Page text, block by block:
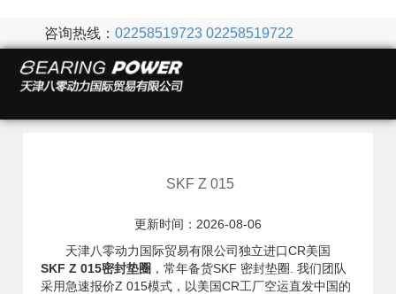
咨询热线： 02258519723 02258519722
SKF Z 015
更新时间：2026-08-06
天津八零动力国际贸易有限公司独立进口CR美国
SKF Z 015密封垫圈 ，常年备货SKF 密封垫圈. 我们团队
采用急速报价Z 015模式，以美国CR工厂空运直发中国的